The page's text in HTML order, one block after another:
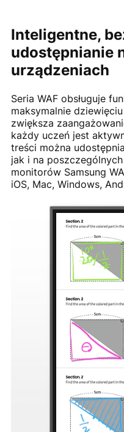
Inteligentne,
udostępnianie
urządzeniach
Seria WAF obsługuje
maksymalnie
zwiększa
każdy uczeń jest
treści można
jak i na
monitorów Samsung
iOS, Mac, Windows,